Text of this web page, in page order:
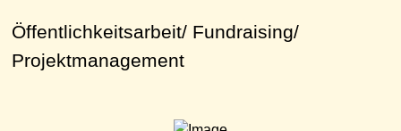
Öffentlichkeitsarbeit/ Fundraising/
Projektmanagement